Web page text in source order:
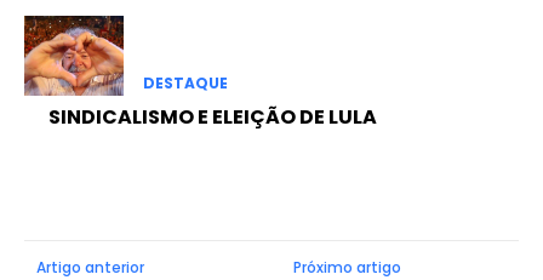
DESTAQUE
SINDICALISMO E ELEIÇÃO DE LULA
Artigo anterior Próximo artigo